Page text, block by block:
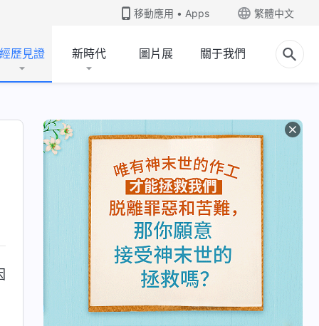
移動應用 • Apps 繁體中文
經歷見證 新時代 圖片展 關于我們